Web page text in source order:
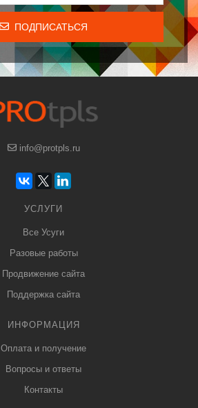
ПОДПИСАТЬСЯ
info@protpls.ru
УСЛУГИ
Все Усуги
Разовые работы
Продвижение сайта
Поддержка сайта
ИНФОРМАЦИЯ
Оплата и получение
Вопросы и ответы
Контакты